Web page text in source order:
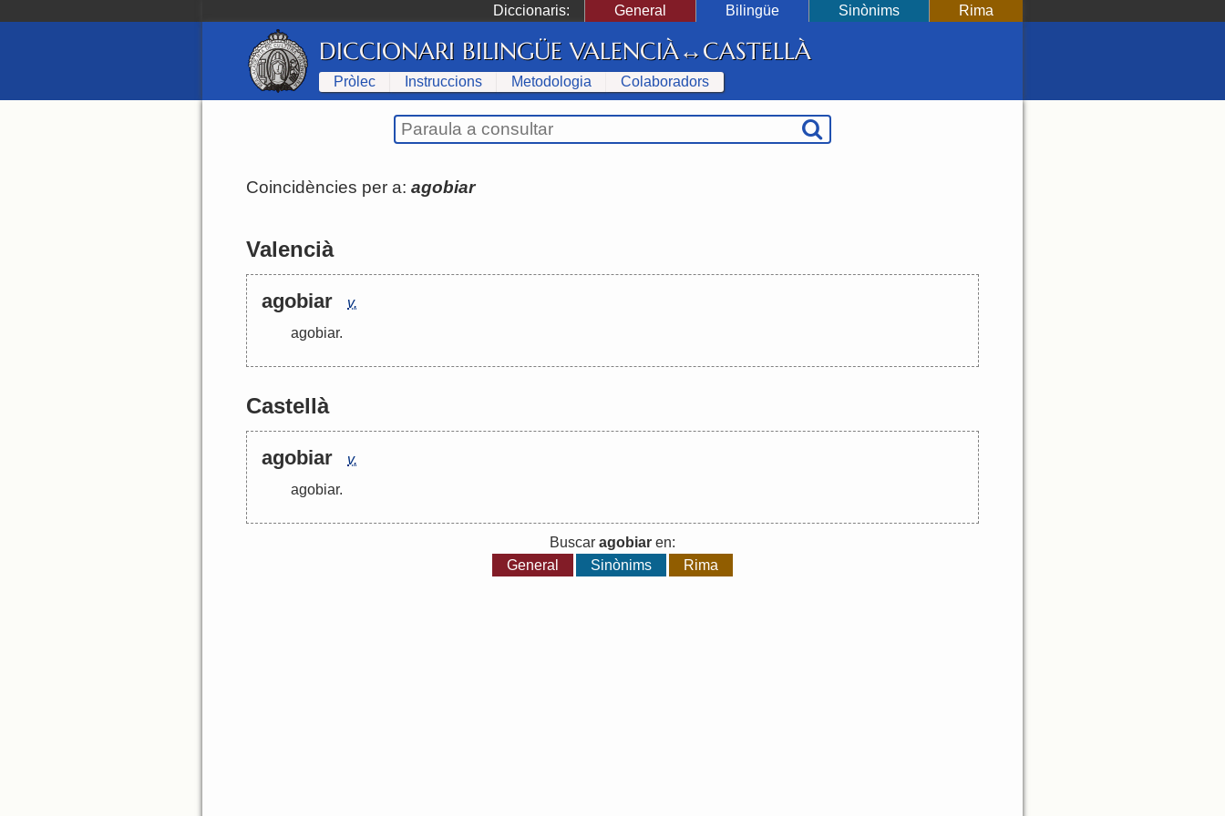
Diccionaris: General Bilingüe Sinònims Rima
DICCIONARI BILINGÜE VALENCIÀ↔CASTELLÀ
Pròlec Instruccions Metodologia Colaboradors
Coincidències per a: agobiar
Valencià
agobiar
v.
agobiar.
Castellà
agobiar
v.
agobiar.
Buscar agobiar en:
General
Sinònims Rima